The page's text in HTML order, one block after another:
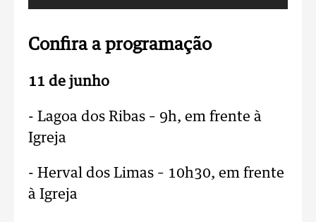
Confira a programação
11 de junho
- Lagoa dos Ribas – 9h, em frente à
Igreja
- Herval dos Limas – 10h30, em frente
à Igreja